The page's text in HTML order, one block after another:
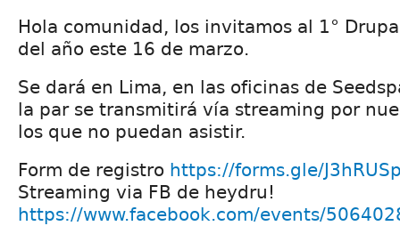
Hola comunidad, los invitamos al 1°
del año este 16 de marzo.
Se dará en Lima, en las oficinas de
la par se transmitirá vía streaming por
los que no puedan asistir.
Form de registro https://forms.gle/
Streaming via FB de heydru!
https://www.facebook.com/events/